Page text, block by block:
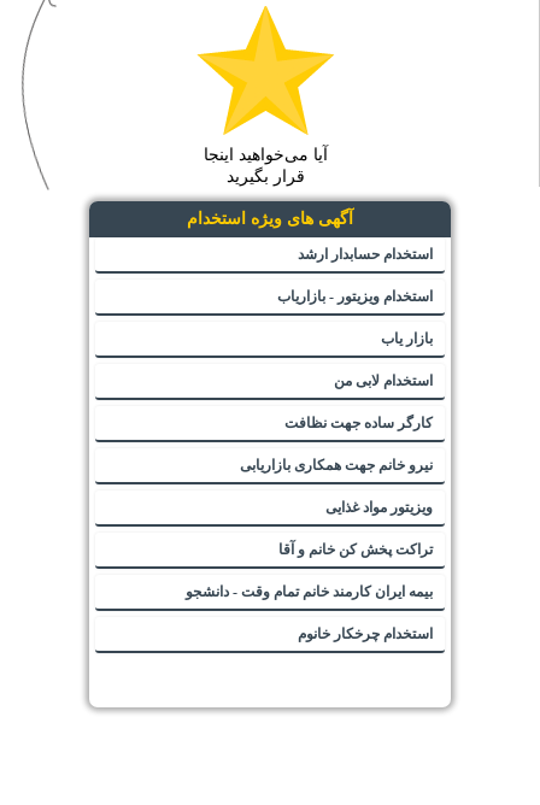
آیا می‌خواهید اینجا
قرار بگیرید
آگهی های ویژه استخدام
استخدام حسابدار ارشد
استخدام ویزیتور - بازاریاب
بازار یاب
استخدام لابی من
کارگر ساده جهت نظافت
نیرو خانم جهت همکاری بازاریابی
ویزیتور مواد غذایی
تراکت پخش کن خانم و آقا
بیمه ایران کارمند خانم تمام وقت - دانشجو
استخدام چرخکار خانوم